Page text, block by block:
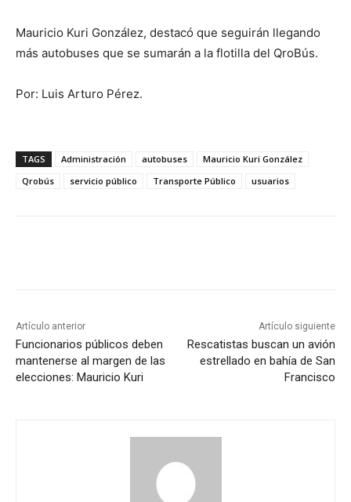
Mauricio Kuri González, destacó que seguirán llegando
más autobuses que se sumarán a la flotilla del QroBús.
Por: Luis Arturo Pérez.
TAGS Administración autobuses
Mauricio Kuri González
Qrobús
servicio público Transporte Público usuarios
Artículo anterior
Funcionarios públicos deben
mantenerse al margen de las
elecciones: Mauricio Kuri
Artículo siguiente
Rescatistas buscan un avión
estrellado en bahía de San
Francisco